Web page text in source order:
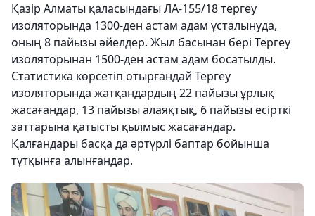
Қазір Алматы қаласындағы ЛА-155/18 тергеу
изоляторында 1300-ден астам адам ұсталынуда,
оның 8 пайызы әйелдер. Жыл басынан бері Тергеу
изоляторынан 1500-ден астам адам босатылды.
Статистика көрсетіп отырғандай Тергеу
изоляторында жатқандардың 22 пайызы ұрлық
жасағандар, 13 пайызы алаяқтық, 6 пайызы есірткі
заттарына қатысты қылмыс жасағандар.
Қалғандары басқа да әртүрлі баптар бойынша
тұтқынға алынғандар.